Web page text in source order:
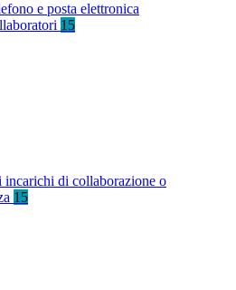
e posta elettronica
15
incarichi di collaborazione o
15